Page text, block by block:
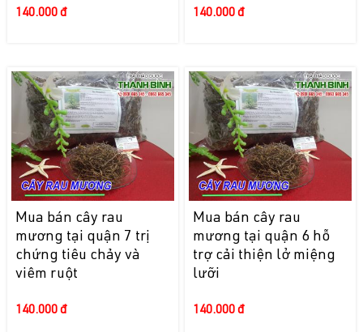
140.000 đ 140.000 đ
Mua bán cây rau
mương tại quận 7 trị
chứng tiêu chảy và
viêm ruột
140.000 đ
Mua bán cây rau
mương tại quận 6 hỗ
trợ cải thiện lở miệng
lưỡi
140.000 đ